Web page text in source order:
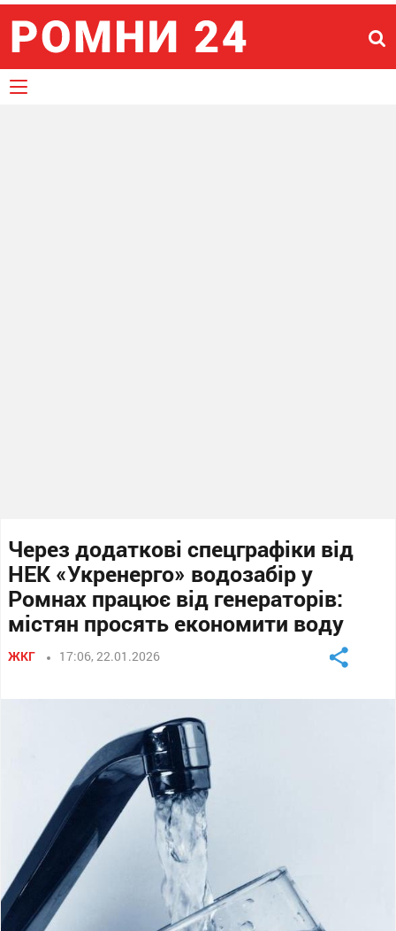
Через додаткові спецграфіки від
НЕК «Укренерго» водозабір у
Ромнах працює від генераторів:
містян просять економити воду
ЖКГ 17:06, 22.01.2026